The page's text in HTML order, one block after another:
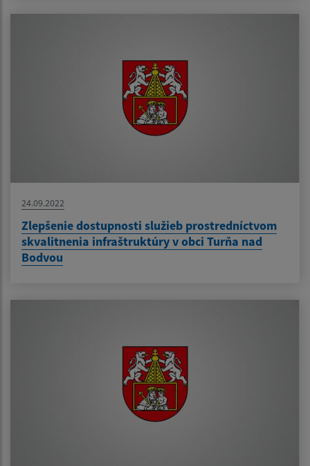
24.09.2022
Zlepšenie dostupnosti služieb prostredníctvom
skvalitnenia infraštruktúry v obci Turňa nad
Bodvou